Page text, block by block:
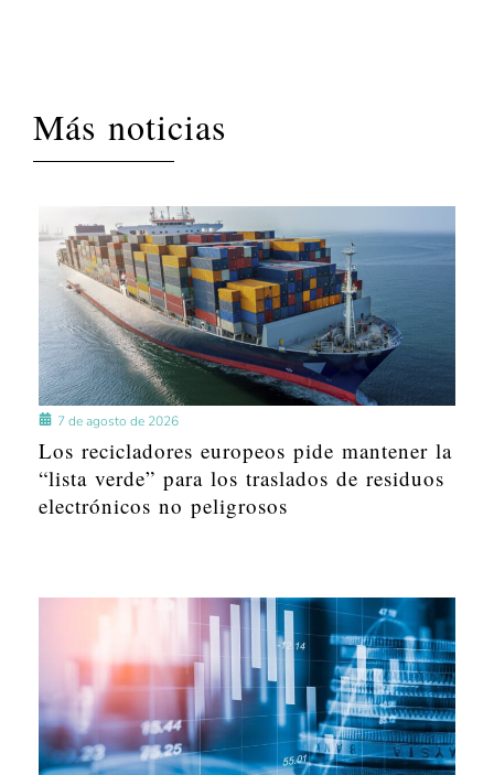
Más noticias
7 de agosto de 2026
Los recicladores europeos pide mantener la
“lista verde” para los traslados de residuos
electrónicos no peligrosos